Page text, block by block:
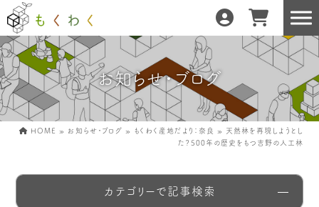
もくわくだけの特徴 地域の職人の手仕事で
どんな暮らしにもフィット 森と暮らしを環る
お知らせ・ブログ
HOME » お知らせ・ブログ » もくわく産地だより：奈良 »
天然林を再現しようとし
た？500年の歴史をもつ吉野の人工林
カテゴリーで記事検索